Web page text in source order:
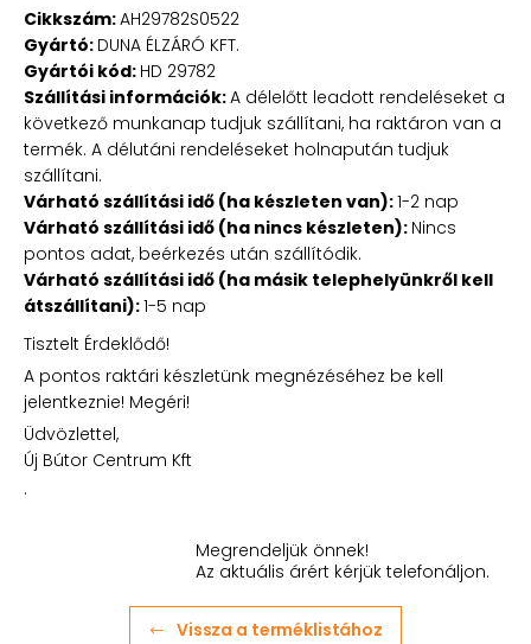
Cikkszám:AH29782S0522
Gyártó: DUNA ÉLZÁRÓ KFT.
Gyártói kód: HD 29782
Szállítási információk:A délelőtt leadott rendeléseket a
következő munkanap tudjuk szállítani, ha raktáron van a
termék. A délutáni rendeléseket holnapután tudjuk
szállítani.
Várható szállítási idő (ha készleten van):1-2 nap
Várható szállítási idő (ha nincs készleten): Nincs
pontos adat, beérkezés után szállítódik.
Várható szállítási idő (ha másik telephelyünkről kell
átszállítani):1-5 nap
Tisztelt Érdeklődő!
A pontos raktári készletünk megnézéséhez be kell
jelentkeznie! Megéri!
Üdvözlettel,
Új Bútor Centrum Kft
.
Megrendeljük önnek!
Az aktuális árért kérjük telefonáljon.
Vissza a terméklistához